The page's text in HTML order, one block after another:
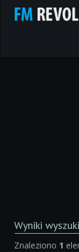
Wyniki
Znaleziono 1